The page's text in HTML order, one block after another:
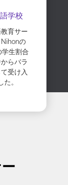
学校
育サー
Nihonの
生割合
らバラ
受け入
。